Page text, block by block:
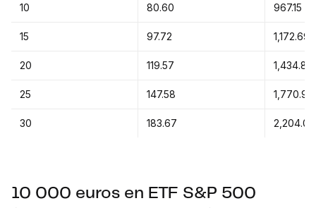
10 80.60 967.15
15 97.72 1,172.69
20 119.57 1,434.84
25 147.58 1,770.97
30 183.67 2,204.09
10 000 euros en ETF S&P 500